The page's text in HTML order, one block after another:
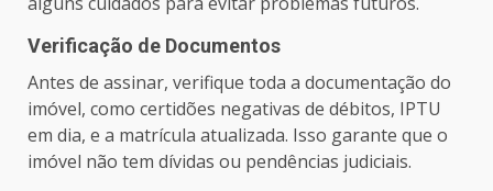
Verificação de Documentos
Antes de assinar, verifique toda a documentação do
imóvel, como certidões negativas de débitos, IPTU
em dia, e a matrícula atualizada. Isso garante que o
imóvel não tem dívidas ou pendências judiciais.